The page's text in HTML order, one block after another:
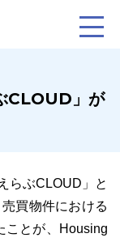
CLOUD」が
らぶCLOUD」と
買物件における
ことが、Housing